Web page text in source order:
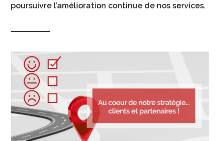
poursuivre l’amélioration continue de nos services.